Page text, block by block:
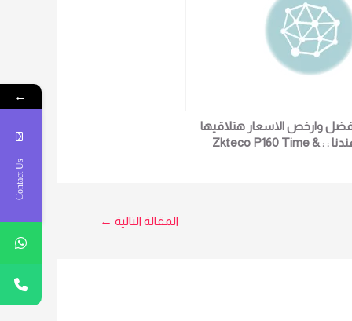
وارخص الاسعار هتلاقيها
عندنا : : Zkteco P160 Time &
المقالة التالية ←
←
Contact Us